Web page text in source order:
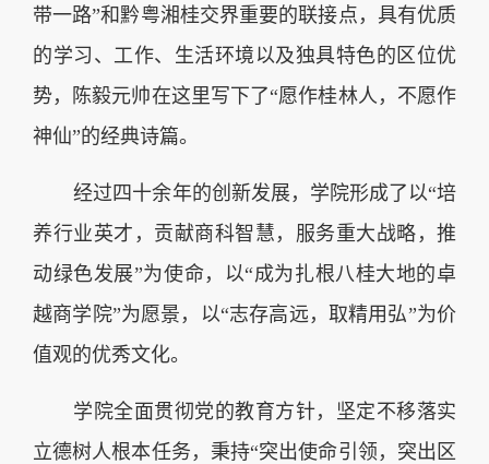
带一路”和黔粤湘桂交界重要的联接点，具有优质
的学习、工作、生活环境以及独具特色的区位优
势，陈毅元帅在这里写下了“愿作桂林人，不愿作
神仙”的经典诗篇。
经过四十余年的创新发展，学院形成了以“培
养行业英才，贡献商科智慧，服务重大战略，推
动绿色发展”为使命，以“成为扎根八桂大地的卓
越商学院”为愿景，以“志存高远，取精用弘”为价
值观的优秀文化。
学院全面贯彻党的教育方针，坚定不移落实
立德树人根本任务，秉持“突出使命引领，突出区